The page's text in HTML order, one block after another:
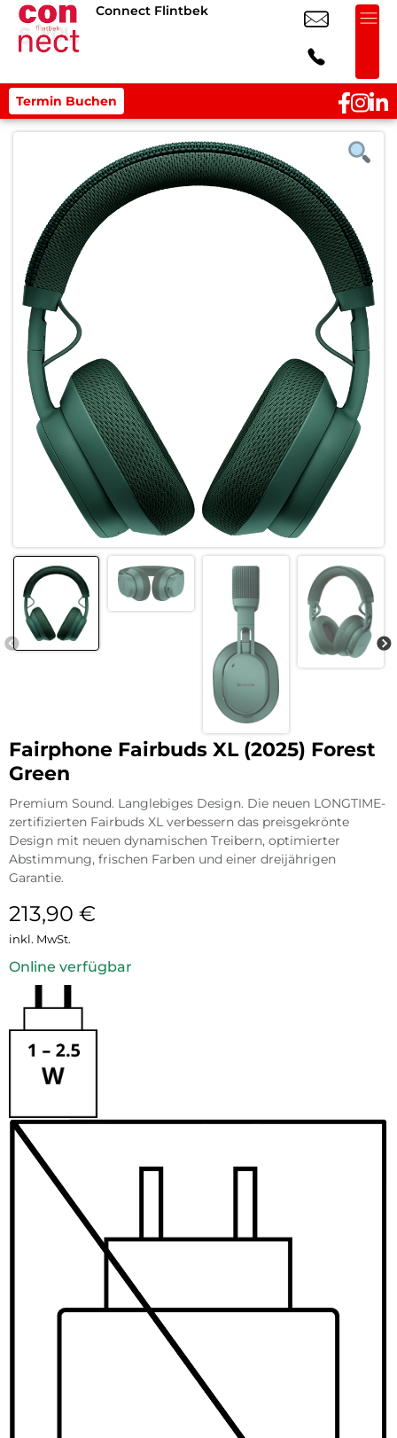
Connect Flintbek
Termin Buchen
Fairphone Fairbuds XL (2025) Forest
Green
Premium Sound. Langlebiges Design. Die neuen LONGTIME-
zertifizierten Fairbuds XL verbessern das preisgekrönte
Design mit neuen dynamischen Treibern, optimierter
Abstimmung, frischen Farben und einer dreijährigen
Garantie.
213,90 €
inkl. MwSt.
Online verfügbar